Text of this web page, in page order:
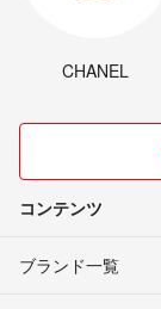
CHANEL
コンテンツ
ブランド一覧